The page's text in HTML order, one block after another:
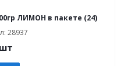
ЛИМОН в пакете (24)
28937